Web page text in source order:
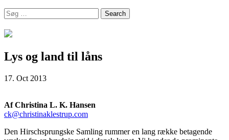
Search
for:
Lys og land til låns
17. Oct 2013
Af Christina L. K. Hansen
ck@christinaklestrup.com
Den Hirschsprungske Samling rummer en lang række betagende